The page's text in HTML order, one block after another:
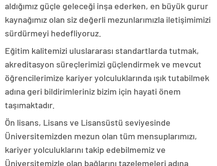
aldığımız güçle geleceği inşa ederken, en büyük gurur
kaynağımız olan siz değerli mezunlarımızla iletişimimizi
sürdürmeyi hedefliyoruz.
Eğitim kalitemizi uluslararası standartlarda tutmak,
akreditasyon süreçlerimizi güçlendirmek ve mevcut
öğrencilerimize kariyer yolculuklarında ışık tutabilmek
adına geri bildirimleriniz bizim için hayati önem
taşımaktadır.
Ön lisans, Lisans ve Lisansüstü seviyesinde
Üniversitemizden mezun olan tüm mensuplarımızı,
kariyer yolculuklarını takip edebilmemiz ve
Üniversitemizle olan bağlarını tazelemeleri adına